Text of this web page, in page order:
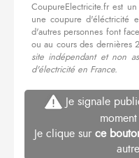
CoupureElectricite.fr est
une coupure d'éléctricité
d'autres personnes font
ou au cours des dernières
site indépendant et non
d'électricité en France.
Je signale
Je clique sur ce